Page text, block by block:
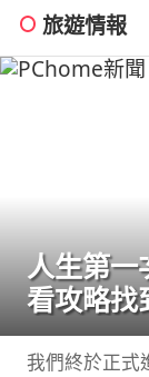
旅遊情報
人生第一
看攻略找
我們終於正式